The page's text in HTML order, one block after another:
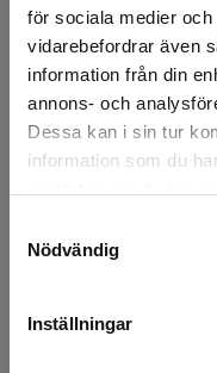
för sociala medier
vidarebefordrar även
information från din
annons- och
Dessa kan i sin tur
information som du
Nödvändig
Inställningar
Det verkar som
Sverige. För att
Alexandra
bor numera i
som Narrative